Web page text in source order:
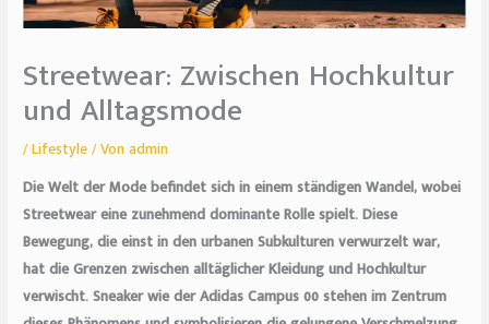
Streetwear: Zwischen Hochkultur
und Alltagsmode
/Lifestyle/ Vonadmin
Die Welt der Mode befindet sich in einem ständigen Wandel, wobei
Streetwear eine zunehmend dominante Rolle spielt. Diese
Bewegung, die einst in den urbanen Subkulturen verwurzelt war,
hat die Grenzen zwischen alltäglicher Kleidung und Hochkultur
verwischt. Sneaker wie der Adidas Campus 00 stehen im Zentrum